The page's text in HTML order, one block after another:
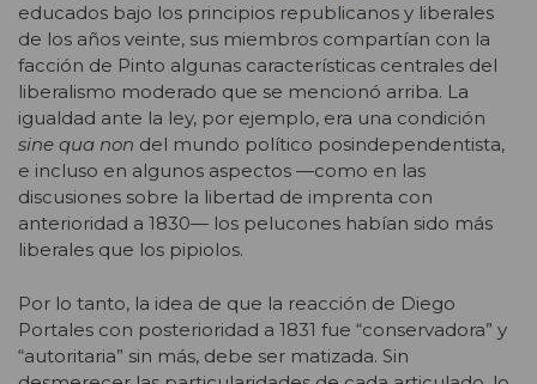
educados bajo los principios republicanos y liberales
de los años veinte, sus miembros compartían con la
facción de Pinto algunas características centrales del
liberalismo moderado que se mencionó arriba. La
igualdad ante la ley, por ejemplo, era una condición
sine qua non del mundo político posindependentista,
e incluso en algunos aspectos —como en las
discusiones sobre la libertad de imprenta con
anterioridad a 1830— los pelucones habían sido más
liberales que los pipiolos.
Por lo tanto, la idea de que la reacción de Diego
Portales con posterioridad a 1831 fue “conservadora” y
“autoritaria” sin más, debe ser matizada. Sin